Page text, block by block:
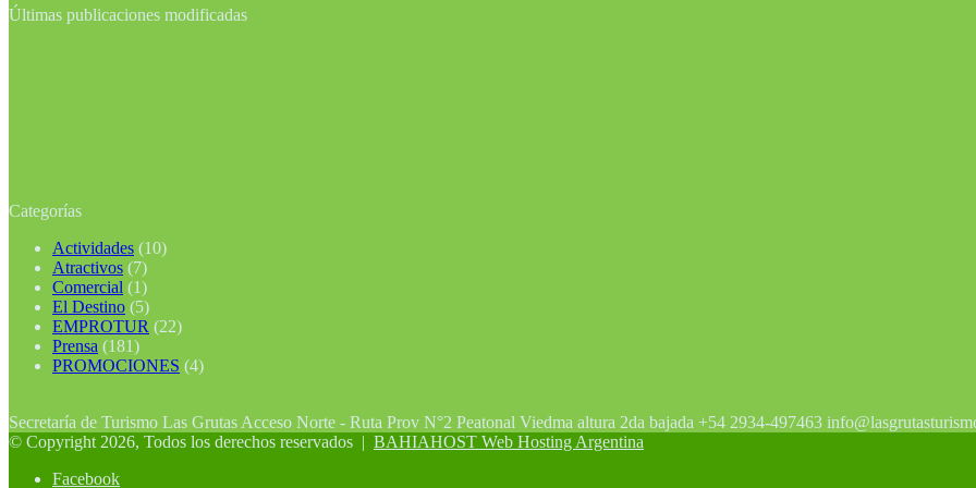
Últimas publicaciones modificadas
Categorías
Actividades (10)
Atractivos (7)
Comercial (1)
El Destino (5)
EMPROTUR (22)
Prensa (181)
PROMOCIONES (4)
Secretaría de Turismo Las Grutas Acceso Norte - Ruta Prov N°2 Peatonal Viedma altura 2da bajada +54 2934-497463
© Copyright 2026, Todos los derechos reservados | BAHIAHOST Web Hosting Argentina
Facebook